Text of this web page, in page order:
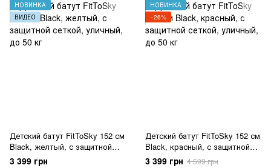
НОВИНКА
ВИДЕО
Детский батут FitToSky 152 см
Black, желтый, с защитной
сеткой, уличный, до 50 кг
3 399 грн
НОВИНКА
−26%
Детский батут FitToSky 152 см
Black, красный, с защитной
сеткой, уличный, до 50 кг
3 399 грн 4 599 грн